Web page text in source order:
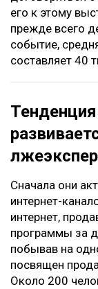
его к этому
прежде всего
событие,
составляет 40
Сначала они
интернет-
интернет,
программы за
побывав на
посвящен
Около 200